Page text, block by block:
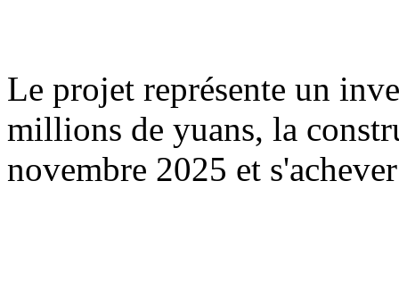
Le projet représente un
millions de yuans, la
novembre 2025 et